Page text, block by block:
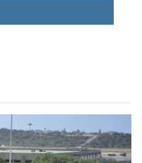
AN2015 en
ÚLTIMA HORA
81 años de la